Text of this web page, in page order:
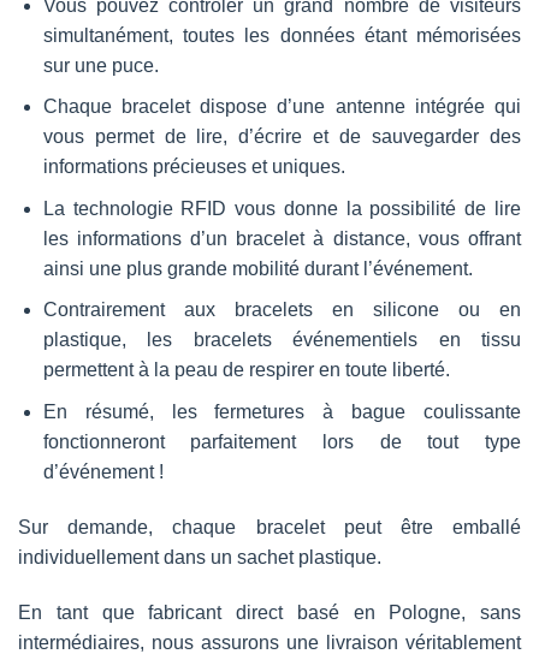
Vous pouvez contrôler un grand nombre de visiteurs
simultanément, toutes les données étant mémorisées
sur une puce.
Chaque bracelet dispose d’une antenne intégrée qui
vous permet de lire, d’écrire et de sauvegarder des
informations précieuses et uniques.
La technologie RFID vous donne la possibilité de lire
les informations d’un bracelet à distance, vous offrant
ainsi une plus grande mobilité durant l’événement.
Contrairement aux bracelets en silicone ou en
plastique, les bracelets événementiels en tissu
permettent à la peau de respirer en toute liberté.
En résumé, les fermetures à bague coulissante
fonctionneront parfaitement lors de tout type
d’événement !
Sur demande, chaque bracelet peut être emballé
individuellement dans un sachet plastique.
En tant que fabricant direct basé en Pologne, sans
intermédiaires, nous assurons une livraison véritablement